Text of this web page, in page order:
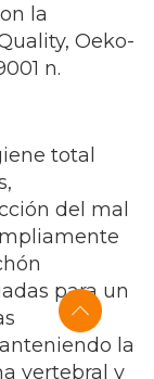
la
Oeko-
n.
total
del mal
para un
la
vertebral y